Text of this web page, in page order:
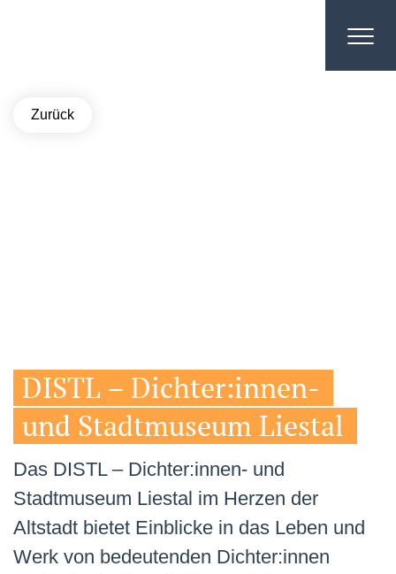
Zurück
DISTL – Dichter:innen-
und Stadtmuseum Liestal
Das DISTL – Dichter:innen- und
Stadtmuseum Liestal im Herzen der
Altstadt bietet Einblicke in das Leben und
Werk von bedeutenden Dichter:innen